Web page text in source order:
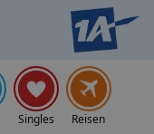
Singles Reisen